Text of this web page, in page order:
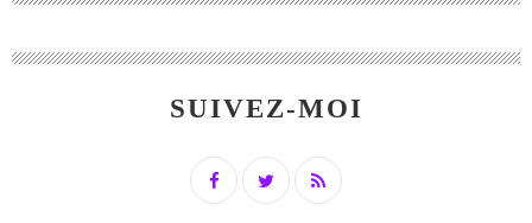
SUIVEZ-MOI